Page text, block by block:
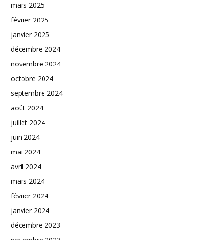
mars 2025
février 2025
janvier 2025
décembre 2024
novembre 2024
octobre 2024
septembre 2024
août 2024
juillet 2024
juin 2024
mai 2024
avril 2024
mars 2024
février 2024
janvier 2024
décembre 2023